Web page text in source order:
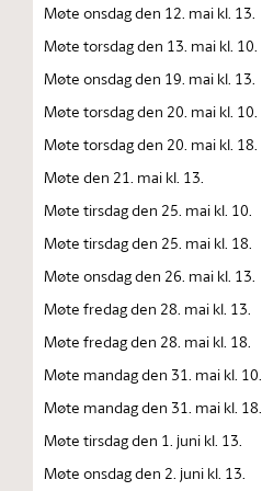
Møte onsdag den 12. mai kl. 13.
Møte torsdag den 13. mai kl. 10.
Møte onsdag den 19. mai kl. 13.
Møte torsdag den 20. mai kl. 10.
Møte torsdag den 20. mai kl. 18.
Møte den 21. mai kl. 13.
Møte tirsdag den 25. mai kl. 10.
Møte tirsdag den 25. mai kl. 18.
Møte onsdag den 26. mai kl. 13.
Møte fredag den 28. mai kl. 13.
Møte fredag den 28. mai kl. 18.
Møte mandag den 31. mai kl. 10.
Møte mandag den 31. mai kl. 18.
Møte tirsdag den 1. juni kl. 13.
Møte onsdag den 2. juni kl. 13.